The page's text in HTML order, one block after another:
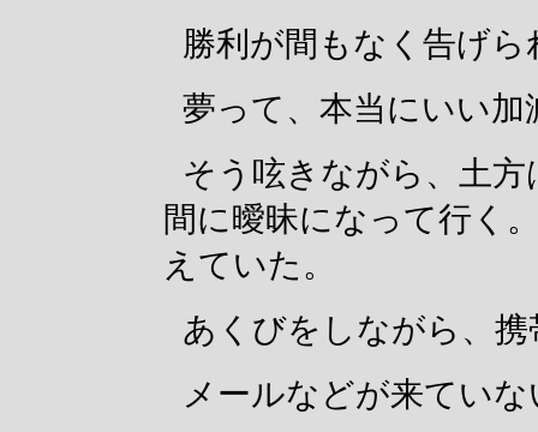
勝利が間もなく告げら
夢って、本当にいい加
そう呟きながら、土
間に曖昧になって行く
えていた。
あくびをしながら、携
メールなどが来てい